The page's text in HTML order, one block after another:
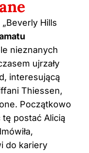
Hills
nieznanych
ujrzały
interesującą
Thiessen,
Początkowo
postać Alicią
do kariery